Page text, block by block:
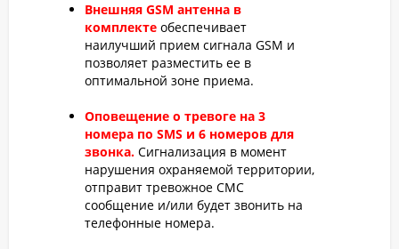
Внешняя GSM антенна в
комплекте обеспечивает
наилучший прием сигнала GSM и
позволяет разместить ее в
оптимальной зоне приема.
Оповещение о тревоге на 3
номера по SMS и 6 номеров для
звонка. Сигнализация в момент
нарушения охраняемой территории,
отправит тревожное СМС
сообщение и/или будет звонить на
телефонные номера.